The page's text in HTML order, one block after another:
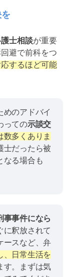
士相談が重要
避で前科をつ
するほど可能
めのアドバイ
っての示談交
数多くありま
士だったら被
なる場合も
事事件になら
に釈放されて
ースなど、弁
、日常生活を
す。まずは気